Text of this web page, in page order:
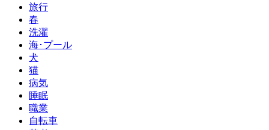
旅行
春
洗濯
海･プール
犬
猫
病気
睡眠
職業
自転車